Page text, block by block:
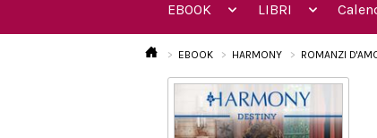
EBOOK LIBRI
EBOOK HARMONY ROMANZI